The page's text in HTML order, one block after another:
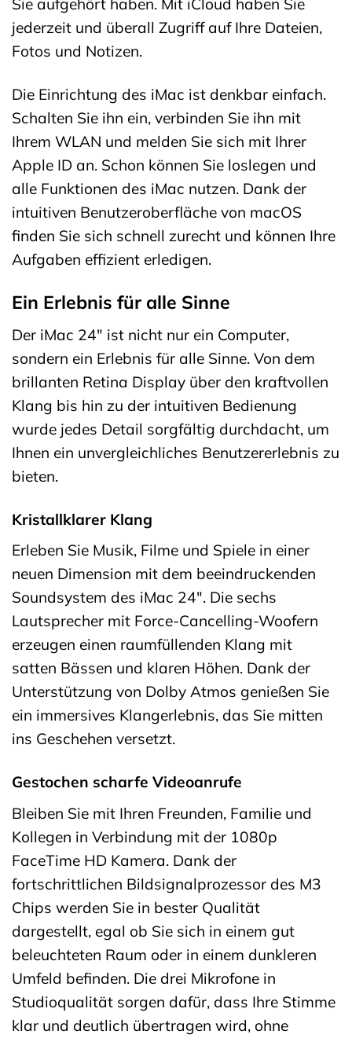
Sie aufgehört haben. Mit iCloud haben Sie
jederzeit und überall Zugriff auf Ihre Dateien,
Fotos und Notizen.
Die Einrichtung des iMac ist denkbar einfach.
Schalten Sie ihn ein, verbinden Sie ihn mit
Ihrem WLAN und melden Sie sich mit Ihrer
Apple ID an. Schon können Sie loslegen und
alle Funktionen des iMac nutzen. Dank der
intuitiven Benutzeroberfläche von macOS
finden Sie sich schnell zurecht und können Ihre
Aufgaben effizient erledigen.
Ein Erlebnis für alle Sinne
Der iMac 24″ ist nicht nur ein Computer,
sondern ein Erlebnis für alle Sinne. Von dem
brillanten Retina Display über den kraftvollen
Klang bis hin zu der intuitiven Bedienung
wurde jedes Detail sorgfältig durchdacht, um
Ihnen ein unvergleichliches Benutzererlebnis zu
bieten.
Kristallklarer Klang
Erleben Sie Musik, Filme und Spiele in einer
neuen Dimension mit dem beeindruckenden
Soundsystem des iMac 24″. Die sechs
Lautsprecher mit Force-Cancelling-Woofern
erzeugen einen raumfüllenden Klang mit
satten Bässen und klaren Höhen. Dank der
Unterstützung von Dolby Atmos genießen Sie
ein immersives Klangerlebnis, das Sie mitten
ins Geschehen versetzt.
Gestochen scharfe Videoanrufe
Bleiben Sie mit Ihren Freunden, Familie und
Kollegen in Verbindung mit der 1080p
FaceTime HD Kamera. Dank der
fortschrittlichen Bildsignalprozessor des M3
Chips werden Sie in bester Qualität
dargestellt, egal ob Sie sich in einem gut
beleuchteten Raum oder in einem dunkleren
Umfeld befinden. Die drei Mikrofone in
Studioqualität sorgen dafür, dass Ihre Stimme
klar und deutlich übertragen wird, ohne